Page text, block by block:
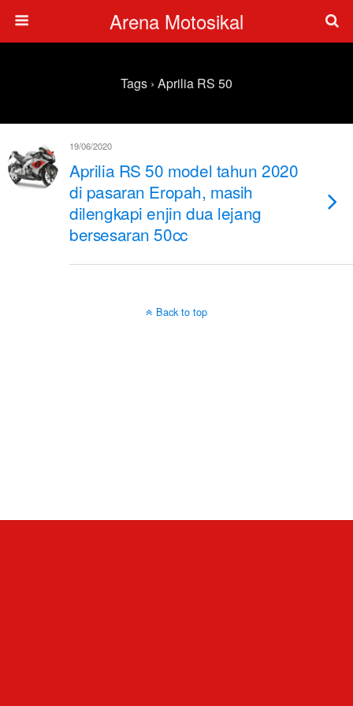
Arena Motosikal
Tags › Aprilia RS 50
19/06/2020
Aprilia RS 50 model tahun 2020
di pasaran Eropah, masih
dilengkapi enjin dua lejang
bersesaran 50cc
Back to top